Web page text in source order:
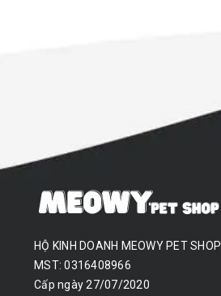
HỘ KINH DOANH MEOWY PET SHOP
MST: 0316408966
Cấp ngày 27/07/2020